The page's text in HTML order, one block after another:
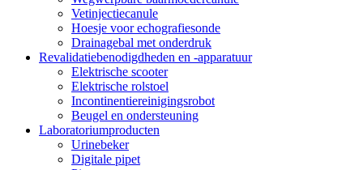
Vetinjectiecanule
Hoesje voor echografiesonde
Drainagebal met onderdruk
Revalidatiebenodigdheden en -apparatuur
Elektrische scooter
Elektrische rolstoel
Incontinentiereinigingsrobot
Beugel en ondersteuning
Laboratoriumproducten
Urinebeker
Digitale pipet